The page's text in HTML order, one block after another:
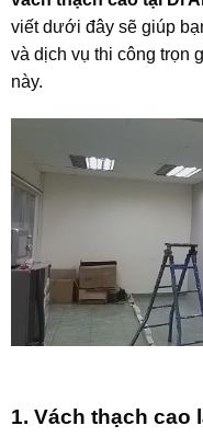
viết dưới đây sẽ giúp
và dịch vụ thi công trọn
này.
1. Vách thạch cao